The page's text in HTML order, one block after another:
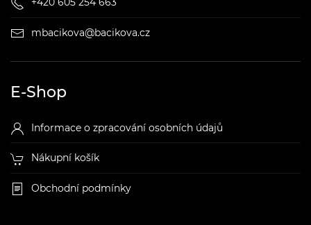
mbacikova@bacikova.cz
E-Shop
Informace o zpracování osobních údajů
Nákupní košík
Obchodní podmínky